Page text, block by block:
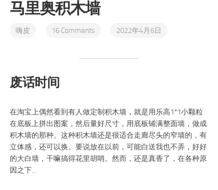
马里奥积木墙
嗨皮 16 Comments 2022年4月6日
废话时间
在淘宝上偶然看到有人做定制积木墙，就是用乐高1*1小颗粒
在底板上拼出图案，然后量好尺寸，用底板铺满整面墙，做成
积木墙的那种。这种积木墙还是很适合走廊尽头的窄墙的，有
立体感，还可以换。要说放在以前，可能白送我也不弄，好好
的大白墙，干嘛搞得花里胡哨。然而，还是真香了，在各种原
因之下…